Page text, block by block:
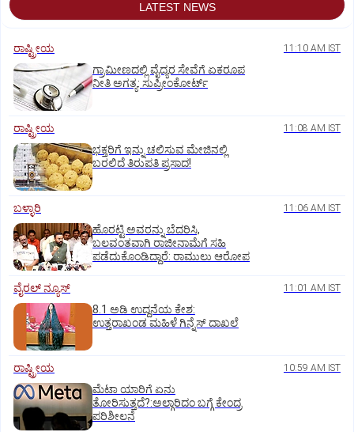
LATEST NEWS
ರಾಷ್ಟ್ರೀಯ 11:10 AM IST
ಗ್ರಾಮೀಣದಲ್ಲಿ ವೈದ್ಯರ ಸೇವೆಗೆ ಏಕರೂಪ
ನೀತಿ ಅಗತ್ಯ: ಸುಪ್ರೀಂಕೋರ್ಟ್‌
ರಾಷ್ಟ್ರೀಯ 11:08 AM IST
ಭಕ್ತರಿಗೆ ಇನ್ನು ಚಲಿಸುವ ಮೇಜಿನಲ್ಲಿ
ಬರಲಿದೆ ತಿರುಪತಿ ಪ್ರಸಾದ!
ಬಳ್ಳಾರಿ 11:06 AM IST
ಹೊರಟ್ಟಿ ಅವರನ್ನು ಬೆದರಿಸಿ,
ಬಲವಂತವಾಗಿ ರಾಜೀನಾಮೆಗೆ ಸಹಿ
ಪಡೆದುಕೊಂಡಿದ್ದಾರೆ: ರಾಮುಲು ಆರೋಪ
ವೈರಲ್ ನ್ಯೂಸ್ 11:01 AM IST
8.1 ಅಡಿ ಉದ್ದನೆಯ ಕೇಶ:
ಉತ್ತರಾಖಂಡ ಮಹಿಳೆ ಗಿನ್ನೆಸ್‌ ದಾಖಲೆ
ರಾಷ್ಟ್ರೀಯ 10:59 AM IST
ಮೆಟಾ ಯಾರಿಗೆ ಏನು
ತೋರಿಸುತ್ತದೆ?:ಅಲ್ಗಾರಿದಂ ಬಗ್ಗೆ ಕೇಂದ್ರ
ಪರಿಶೀಲನೆ